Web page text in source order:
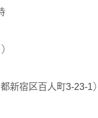
新宿区百人町3-23-1）